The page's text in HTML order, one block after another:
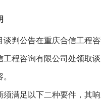
谈判公告在重庆合信工程
工程咨询有限公司处领取
须满足以下二种要件，其